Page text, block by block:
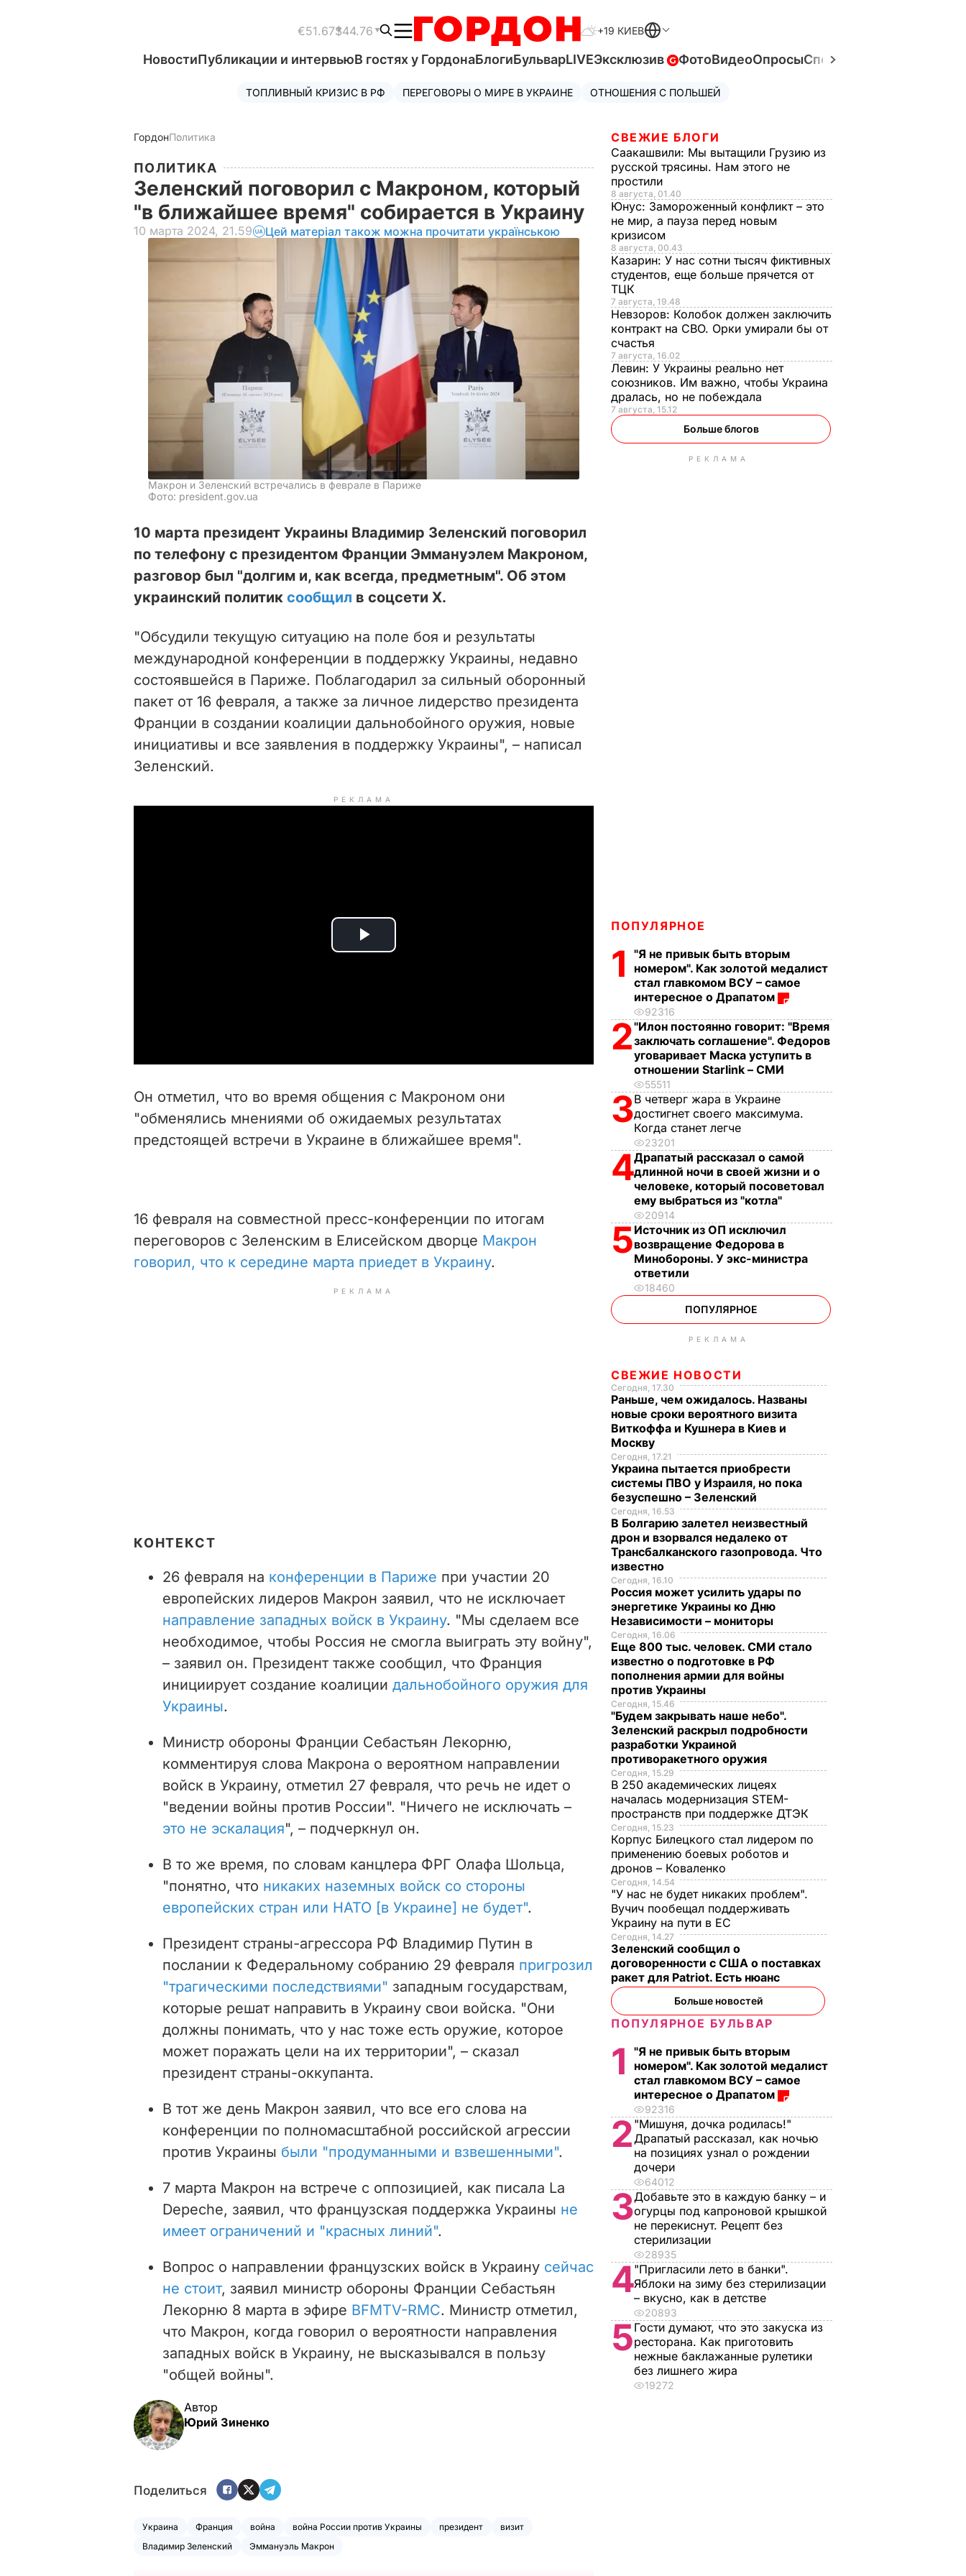
€51.67$44.76 +19 КИЕВ
НовостиПубликации и интервьюВ гостях у ГордонаБлогиБульварLIVEЭксклюзив ФотоВидеоОпросыСпецпроекты
ТОПЛИВНЫЙ КРИЗИС В РФ ПЕРЕГОВОРЫ О МИРЕ В УКРАИНЕ ОТНОШЕНИЯ С ПОЛЬШЕЙ
ГордонПолитика
ПОЛИТИКА
Зеленский поговорил с Макроном, который
"в ближайшее время" собирается в Украину
10 марта 2024, 21.59 Цей матеріал також можна прочитати українською
Макрон и Зеленский встречались в феврале в Париже
Фото: president.gov.ua
10 марта президент Украины Владимир Зеленский поговорил
по телефону с президентом Франции Эммануэлем Макроном,
разговор был "долгим и, как всегда, предметным". Об этом
украинский политик сообщил в соцсети Х.
"Обсудили текущую ситуацию на поле боя и результаты
международной конференции в поддержку Украины, недавно
состоявшейся в Париже. Поблагодарил за сильный оборонный
пакет от 16 февраля, а также за личное лидерство президента
Франции в создании коалиции дальнобойного оружия, новые
инициативы и все заявления в поддержку Украины", – написал
Зеленский.
РЕКЛАМА
P
i
d
o
Он отметил, что во время общения с Макроном они
"обменялись мнениями об ожидаемых результатах
предстоящей встречи в Украине в ближайшее время".
16 февраля на совместной пресс-конференции по итогам
переговоров с Зеленским в Елисейском дворце Макрон
говорил, что к середине марта приедет в Украину.
РЕКЛАМА
КОНТЕКСТ
26 февраля на конференции в Париже при участии 20
европейских лидеров Макрон заявил, что не исключает
направление западных войск в Украину. "Мы сделаем все
необходимое, чтобы Россия не смогла выиграть эту войну",
– заявил он. Президент также сообщил, что Франция
инициирует создание коалиции дальнобойного оружия для
Украины.
Министр обороны Франции Себастьян Лекорню,
комментируя слова Макрона о вероятном направлении
войск в Украину, отметил 27 февраля, что речь не идет о
"ведении войны против России". "Ничего не исключать –
это не эскалация", – подчеркнул он.
В то же время, по словам канцлера ФРГ Олафа Шольца,
"понятно, что никаких наземных войск со стороны
европейских стран или НАТО [в Украине] не будет".
Президент страны-агрессора РФ Владимир Путин в
послании к Федеральному собранию 29 февраля пригрозил
"трагическими последствиями" западным государствам,
которые решат направить в Украину свои войска. "Они
должны понимать, что у нас тоже есть оружие, которое
может поражать цели на их территории", – сказал
президент страны-оккупанта.
В тот же день Макрон заявил, что все его слова на
конференции по полномасштабной российской агрессии
против Украины были "продуманными и взвешенными".
7 марта Макрон на встрече с оппозицией, как писала La
Depeche, заявил, что французская поддержка Украины не
имеет ограничений и "красных линий".
Вопрос о направлении французских войск в Украину сейчас
не стоит, заявил министр обороны Франции Себастьян
Лекорню 8 марта в эфире BFMTV-RMC. Министр отметил,
что Макрон, когда говорил о вероятности направления
западных войск в Украину, не высказывался в пользу
"общей войны".
Автор
Юрий Зиненко
Поделиться
Украина Франция война война России против Украины президент
визит
Владимир Зеленский
Эммануэль Макрон
СВЕЖИЕ БЛОГИ
Саакашвили: Мы вытащили Грузию из
русской трясины. Нам этого не
простили
8 августа, 01.40
Юнус: Замороженный конфликт – это
не мир, а пауза перед новым
кризисом
8 августа, 00.43
Казарин: У нас сотни тысяч фиктивных
студентов, еще больше прячется от
ТЦК
7 августа, 19.48
Невзоров: Колобок должен заключить
контракт на СВО. Орки умирали бы от
счастья
7 августа, 16.02
Левин: У Украины реально нет
союзников. Им важно, чтобы Украина
дралась, но не побеждала
7 августа, 15.12
Больше блогов
РЕКЛАМА
ПОПУЛЯРНОЕ
1
"Я не привык быть вторым
номером". Как золотой медалист
стал главкомом ВСУ – самое
интересное о Драпатом
92316
2"Илон постоянно говорит: "Время
заключать соглашение". Федоров
уговаривает Маска уступить в
отношении Starlink – СМИ
55511
3В четверг жара в Украине
достигнет своего максимума.
Когда станет легче
23201
4Драпатый рассказал о самой
длинной ночи в своей жизни и о
человеке, который посоветовал
ему выбраться из "котла"
20914
5Источник из ОП исключил
возвращение Федорова в
Минобороны. У экс-министра
ответили
18460
ПОПУЛЯРНОЕ
РЕКЛАМА
СВЕЖИЕ НОВОСТИ
Сегодня, 17.30
Раньше, чем ожидалось. Названы
новые сроки вероятного визита
Виткоффа и Кушнера в Киев и
Москву
Сегодня, 17.21
Украина пытается приобрести
системы ПВО у Израиля, но пока
безуспешно – Зеленский
Сегодня, 16.53
В Болгарию залетел неизвестный
дрон и взорвался недалеко от
Трансбалканского газопровода. Что
известно
Сегодня, 16.10
Россия может усилить удары по
энергетике Украины ко Дню
Независимости – мониторы
Сегодня, 16.06
Еще 800 тыс. человек. СМИ стало
известно о подготовке в РФ
пополнения армии для войны
против Украины
Сегодня, 15.46
"Будем закрывать наше небо".
Зеленский раскрыл подробности
разработки Украиной
противоракетного оружия
Сегодня, 15.29
В 250 академических лицеях
началась модернизация STEM-
пространств при поддержке ДТЭК​
Сегодня, 15.23
Корпус Билецкого стал лидером по
применению боевых роботов и
дронов – Коваленко
Сегодня, 14.54
"У нас не будет никаких проблем".
Вучич пообещал поддерживать
Украину на пути в ЕС
Сегодня, 14.27
Зеленский сообщил о
договоренности с США о поставках
ракет для Patriot. Есть нюанс
Больше новостей
ПОПУЛЯРНОЕ БУЛЬВАР
1
"Я не привык быть вторым
номером". Как золотой медалист
стал главкомом ВСУ – самое
интересное о Драпатом
92316
2 "Мишуня, дочка родилась!"
Драпатый рассказал, как ночью
на позициях узнал о рождении
дочери
64012
3Добавьте это в каждую банку – и
огурцы под капроновой крышкой
не перекиснут. Рецепт без
стерилизации
28935
4"Пригласили лето в банки".
Яблоки на зиму без стерилизации
– вкусно, как в детстве
20893
5Гости думают, что это закуска из
ресторана. Как приготовить
нежные баклажанные рулетики
без лишнего жира
19272